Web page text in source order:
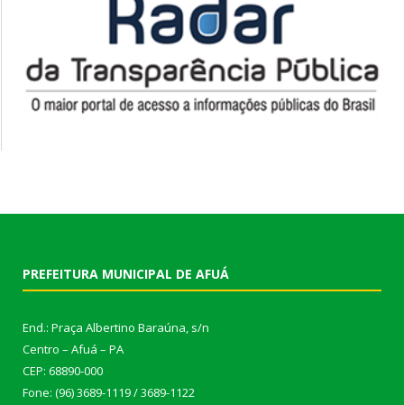
PREFEITURA MUNICIPAL DE AFUÁ
End.: Praça Albertino Baraúna, s/n
Centro – Afuá – PA
CEP: 68890-000
Fone: (96) 3689-1119 / 3689-1122